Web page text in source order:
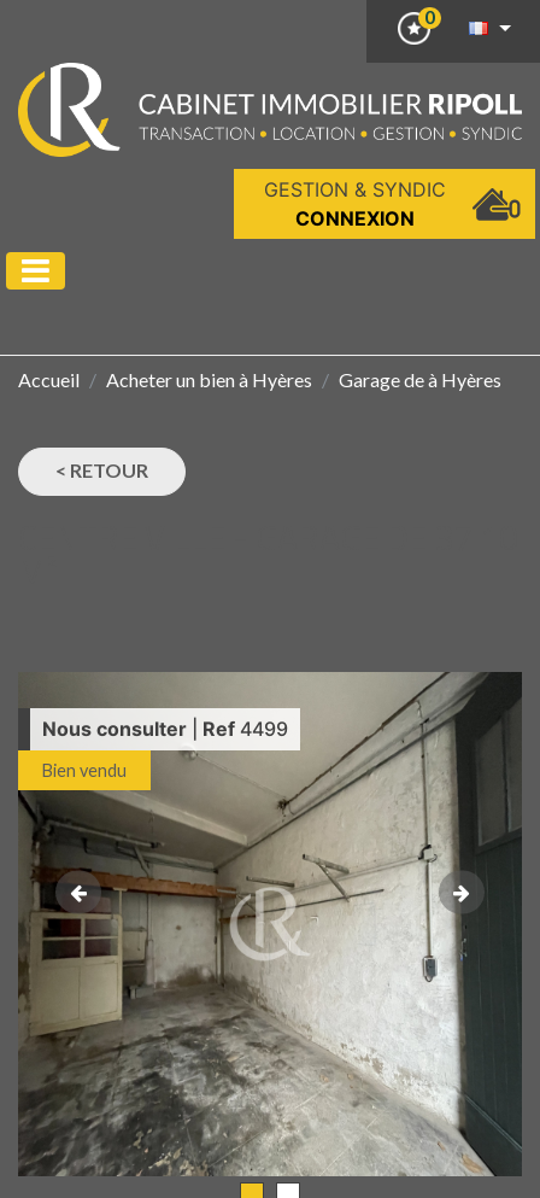
0
GESTION & SYNDIC
CONNEXION
Accueil Acheter un bien à Hyères Garage de à Hyères
< RETOUR
Bien vendu
Nous consulter Ref 4499